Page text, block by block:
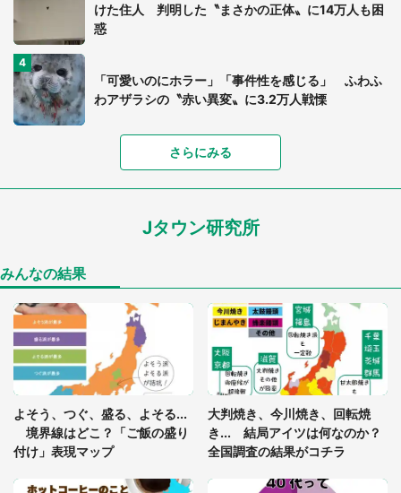
けた住人 判明した〝まさかの正体〟に14万人も困
惑
「可愛いのにホラー」「事件性を感じる」 ふわふ
わアザラシの〝赤い異変〟に3.2万人戦慄
「落ち着いて食べられないでしょう」高級旅館での
食事中、じっとできない幼い息子に中年の男性客
が...（東京都・40代男性）
「孫にあげると思って、あなたにこれをあげる」
「閉所恐怖症の私は新幹線で大パニック。隣席の青
年に『手を繋いで』とお願いしたら...」 体験談に
8万人感動
グっちゃってた〝野生の野菜〟に6.5万人戦慄
かくれんぼの鬼が振り返ると...2歳娘が〝まさかの
さらにみる
Jタウン研究所
みんなの結果
よそう、つぐ、盛る、よそる...
境界線はどこ？「ご飯の盛り
付け」表現マップ
大判焼き、今川焼き、回転焼
き... 結局アイツは何なのか？
全国調査の結果がコチラ